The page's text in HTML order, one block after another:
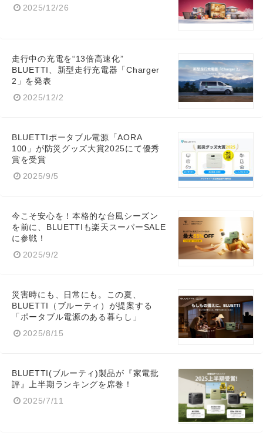
2025/12/26
走行中の充電を“13倍高速化”
BLUETTI、新型走行充電器「Charger
2」を発表
2025/12/2
BLUETTIポータブル電源「AORA
100」が防災グッズ大賞2025にて優秀
賞を受賞
2025/9/5
今こそ安心を！本格的な台風シーズン
を前に、BLUETTIも楽天スーパーSALE
に参戦！
2025/9/2
災害時にも、日常にも。この夏、
BLUETTI（ブルーティ）が提案する
「ポータブル電源のある暮らし」
2025/8/15
BLUETTI(ブルーティ)製品が『家電批
評』上半期ランキングを席巻！
2025/7/11